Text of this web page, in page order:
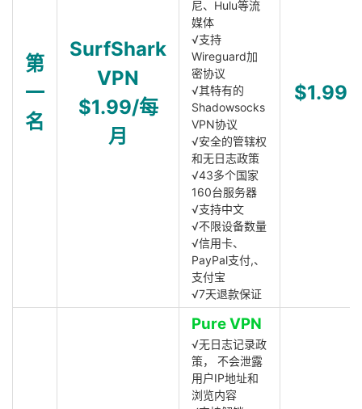
第
一
名
SurfShark
VPN
$1.99/每
月
尼、Hulu等流
媒体
√支持
Wireguard加
密协议
√其特有的
Shadowsocks
VPN协议
√安全的管辖权
和无日志政策
√43多个国家
160台服务器
√支持中文
√不限设备数量
√信用卡、
PayPal支付,、
支付宝
√7天退款保证
$1.99
Pure VPN
√无日志记录政
策， 不会泄露
用户IP地址和
浏览内容